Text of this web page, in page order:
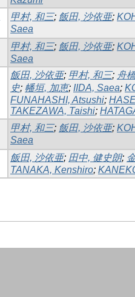
甲村, 和三; 飯田, 沙依亜;
Saea
甲村, 和三; 飯田, 沙依亜;
Saea
飯田, 沙依亜; 甲村, 和三; 舟
史; 幡垣, 加恵; IIDA, Saea;
FUNAHASHI, Atsushi;
TAKEZAWA, Taishi;
甲村, 和三; 飯田, 沙依亜;
Saea
飯田, 沙依亜; 田中, 健史朗;
TANAKA, Kenshiro;